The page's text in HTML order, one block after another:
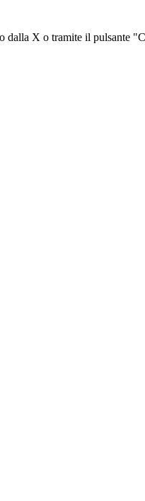
dalla X o tramite il pulsante